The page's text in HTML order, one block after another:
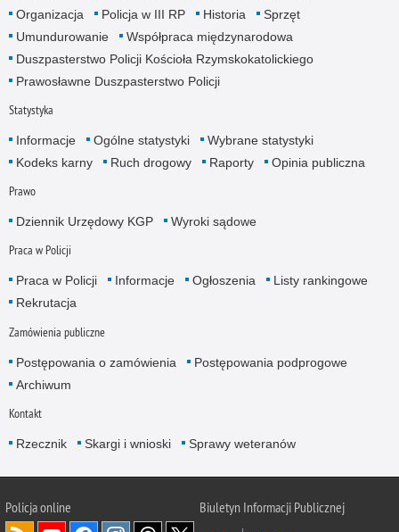
Organizacja
Policja w III RP Historia
Sprzęt
Umundurowanie
Współpraca międzynarodowa
Duszpasterstwo Policji Kościoła Rzymskokatolickiego
Prawosławne Duszpasterstwo Policji
Statystyka
Informacje Ogólne statystyki
Wybrane statystyki
Kodeks karny
Ruch drogowy Raporty Opinia publiczna
Prawo
Dziennik Urzędowy KGP Wyroki sądowe
Praca w Policji
Praca w Policji Informacje Ogłoszenia
Listy rankingowe
Rekrutacja
Zamówienia publiczne
Postępowania o zamówienia
Postępowania podprogowe
Archiwum
Kontakt
Rzecznik Skargi i wnioski Sprawy weteranów
Policjaonline
Biuletyn Informacji Publicznej